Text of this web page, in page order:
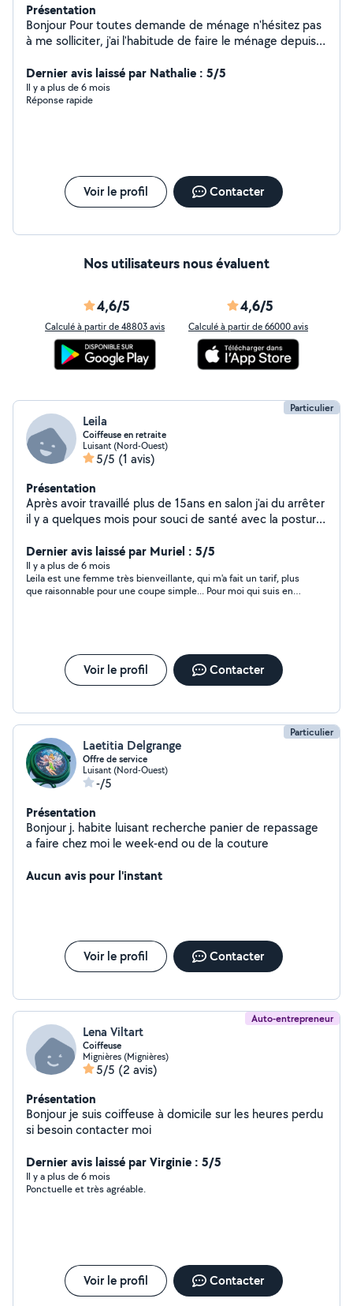
Présentation
Bonjour Pour toutes demande de ménage n'hésitez pas
à me solliciter, j'ai l'habitude de faire le ménage depuis
seront donc parfaitement nettoyés. Ayant 1 chat et un
staff dans la famille je serais apte à garder vos petits
bout de chou à votre domicile. J'ai 3 ans d'expérience
Dernier avis laissé par Nathalie : 5/5
Il y a plus de 6 mois
Réponse rapide
Voir le profil Contacter
Nos utilisateurs nous évaluent
4,6/5
Calculé à partir de 48803 avis
4,6/5
Calculé à partir de 66000 avis
Particulier
Leila
Coiffeuse en retraite
Luisant (Nord-Ouest)
5/5 (1 avis)
Présentation
Après avoir travaillé plus de 15ans en salon j'ai du arrêter
il y a quelques mois pour souci de santé avec la posture
cheveux pour votre plus grand plaisir.
Dernier avis laissé par Muriel : 5/5
Il y a plus de 6 mois
Leila est une femme très bienveillante, qui m'a fait un tarif, plus
que raisonnable pour une coupe simple... Pour moi qui suis en
Voir le profil Contacter
Particulier
Laetitia Delgrange
Offre de service
Luisant (Nord-Ouest)
-/5
Présentation
Bonjour j. habite luisant recherche panier de repassage
a faire chez moi le week-end ou de la couture
Aucun avis pour l'instant
Voir le profil Contacter
Auto-entrepreneur
Lena Viltart
Coiffeuse
Mignières (Mignières)
5/5 (2 avis)
Présentation
Bonjour je suis coiffeuse à domicile sur les heures perdu
si besoin contacter moi
Dernier avis laissé par Virginie : 5/5
Il y a plus de 6 mois
Ponctuelle et très agréable.
Voir le profil Contacter